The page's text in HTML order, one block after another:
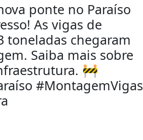
ponte no Paraíso
As vigas de
toneladas chegaram
Saiba mais sobre
🚧
#MontagemVigas